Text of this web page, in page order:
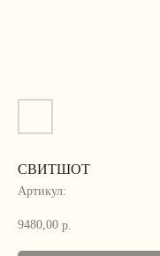
СВИТШОТ
Артикул:
9480,00 р.